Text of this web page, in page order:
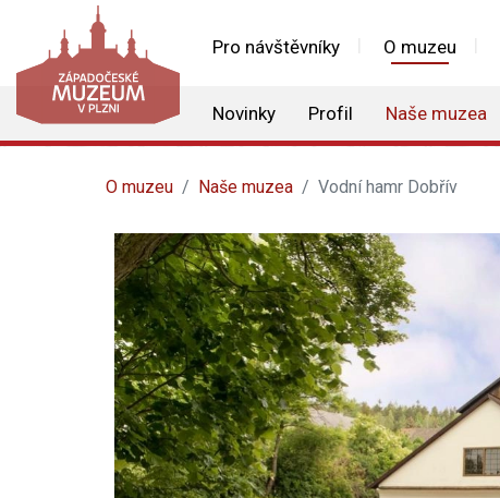
Pro návštěvníky O muzeu
Novinky Profil Naše muzea
O muzeu Naše muzea Vodní hamr Dobřív